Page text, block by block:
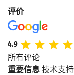
评价
4.9
所有评论
重要信息 技术支持